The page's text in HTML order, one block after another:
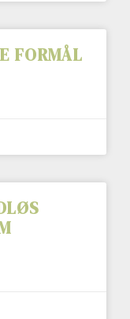
FORMÅL